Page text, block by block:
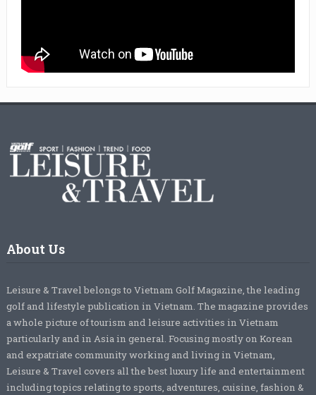
About Us
Leisure & Travel belongs to Vietnam Golf Magazine, the leading
golf and lifestyle publication in Vietnam. The magazine provides
a whole picture of tourism and leisure activities in Vietnam
particularly and in Asia in general. Focusing mostly on Korean
and expatriate community working and living in Vietnam,
Leisure & Travel covers all the best luxury life and entertainment
including topics relating to sports, adventures, cuisine, fashion &